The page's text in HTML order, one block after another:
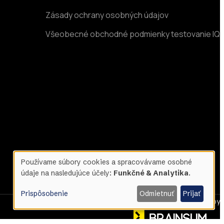
Zásady ochrany osobných údajov
Všeobecné obchodné podmienky testovanie IQ
Designed & Developed by
Use
Používame súbory cookies a spracovávame osobné
údaje na nasledujúce účely: Funkčné & Analytika.
Prispôsobenie Odmietnuť Prijať